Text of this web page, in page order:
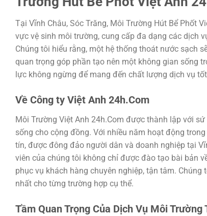
Tại Vĩnh Châu, Sóc Trăng, Môi Trường Hút Bể Phốt
vực vệ sinh môi trường, cung cấp đa dạng các dịch
Chúng tôi hiểu rằng, một hệ thống thoát nước sạch
quan trọng góp phần tạo nên một không gian sống
lực không ngừng để mang đến chất lượng dịch vụ
Về Công ty Việt Anh 24h.Com
Môi Trường Việt Anh 24h.Com được thành lập với
sống cho cộng đồng. Với nhiều năm hoạt động
tín, được đông đảo người dân và doanh nghiệp tại
viên của chúng tôi không chỉ được đào tạo bài bản
phục vụ khách hàng chuyên nghiệp, tận tâm.
nhất cho từng trường hợp cụ thể.
Tầm Quan Trọng Của Dịch Vụ Môi Trường